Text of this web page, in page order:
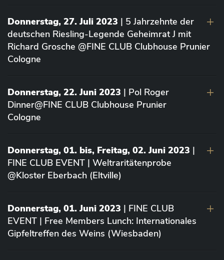
Donnerstag, 27. Juli 2023 | 5 Jahrzehnte der
deutschen Riesling-Legende Geheimrat J mit
Richard Grosche @FINE CLUB Clubhouse Prunier
Cologne
Donnerstag, 22. Juni 2023 | Pol Roger
Dinner@FINE CLUB Clubhouse Prunier
Cologne
Donnerstag, 01. bis, Freitag, 02. Juni 2023 |
FINE CLUB EVENT | Weltraritätenprobe
@Kloster Eberbach (Eltville)
Donnerstag, 01. Juni 2023 | FINE CLUB
EVENT | Free Members Lunch: Internationales
Gipfeltreffen des Weins (Wiesbaden)